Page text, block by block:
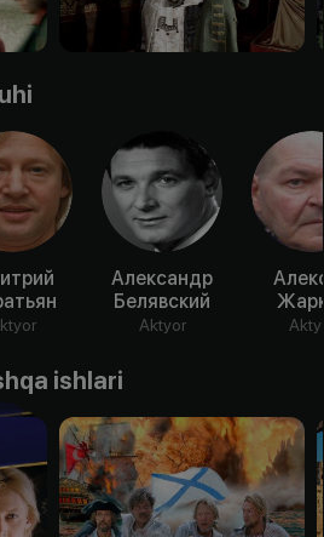
Александр
Белявский
Aktyor
ishlari